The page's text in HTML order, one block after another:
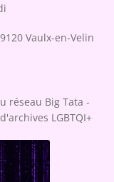
Vaulx-en-Velin
réseau Big Tata -
LGBTQI+